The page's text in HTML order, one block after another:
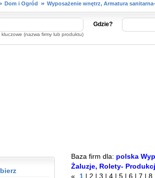
Dom i Ogród Wyposażenie wnętrz, Armatura
kluczowe (nazwa firmy lub produktu)
Gdzie?
Baza firm dla: polska
Żaluzje, Rolety-
«
1 2 3 4 5 6 7 8